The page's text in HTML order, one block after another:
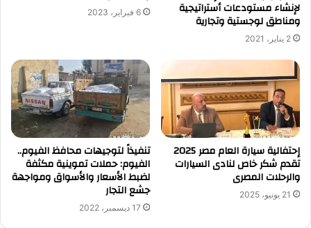
لإنشاء مستودعات أستراتيجية
ومناطق لوجستية وتجارية
2 يناير، 2021
6 فبراير، 2023
إحتفالية سيارة العام مصر 2025
تقدم شكر خاص لنادى السيارات
والرحلات المصرى
21 يونيو، 2025
تنفيذاً لتوجيهات محافظ الفيوم..
الفيوم: حملات تموينية مكثفة
لضبط الأسعار والأسواق ومواجهة
جشع التجار
17 ديسمبر، 2022